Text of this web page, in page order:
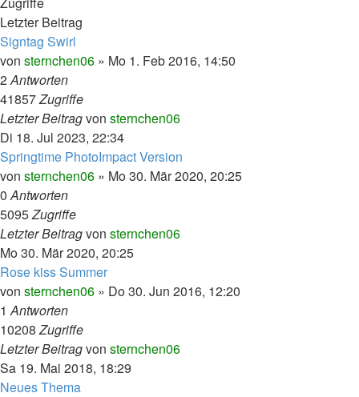
Letzter Beitrag
Signtag Swirl
von sternchen06 » Mo 1. Feb 2016, 14:50
2Antworten
41857Zugriffe
Letzter Beitragvon sternchen06
Di 18. Jul 2023, 22:34
Springtime PhotoImpact Version
von sternchen06 » Mo 30. Mär 2020, 20:25
0Antworten
5095Zugriffe
Letzter Beitragvon sternchen06
Mo 30. Mär 2020, 20:25
Rose kiss Summer
von sternchen06 » Do 30. Jun 2016, 12:20
1Antworten
10208Zugriffe
Letzter Beitragvon sternchen06
Sa 19. Mai 2018, 18:29
Neues Thema